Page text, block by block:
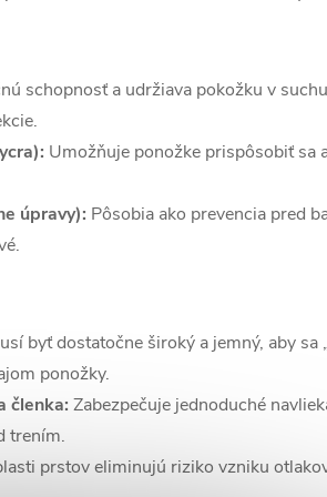
schopnosť a udržiava pokožku v
Umožňuje ponožke prispôsobiť sa
úpravy): Pôsobia ako prevencia pred
byť dostatočne široký a jemný, aby sa
ponožky.
členka: Zabezpečuje jednoduché
trením.
prstov eliminujú riziko vzniku